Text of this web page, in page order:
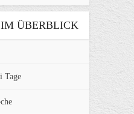
ÜBERBLICK
Tage